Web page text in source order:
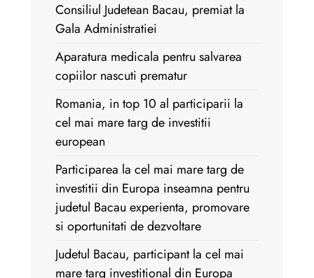
Consiliul Judetean Bacau, premiat la
Gala Administratiei
Aparatura medicala pentru salvarea
copiilor nascuti prematur
Romania, in top 10 al participarii la
cel mai mare targ de investitii
european
Participarea la cel mai mare targ de
investitii din Europa inseamna pentru
judetul Bacau experienta, promovare
si oportunitati de dezvoltare
Judetul Bacau, participant la cel mai
mare targ investitional din Europa